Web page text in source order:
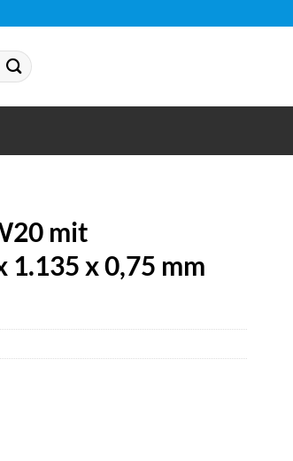
mit
x 0,75 mm